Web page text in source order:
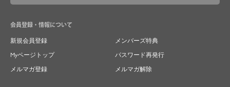
会員登録・情報について
新規会員登録
メンバーズ特典
Myページトップ
パスワード再発行
メルマガ登録
メルマガ解除